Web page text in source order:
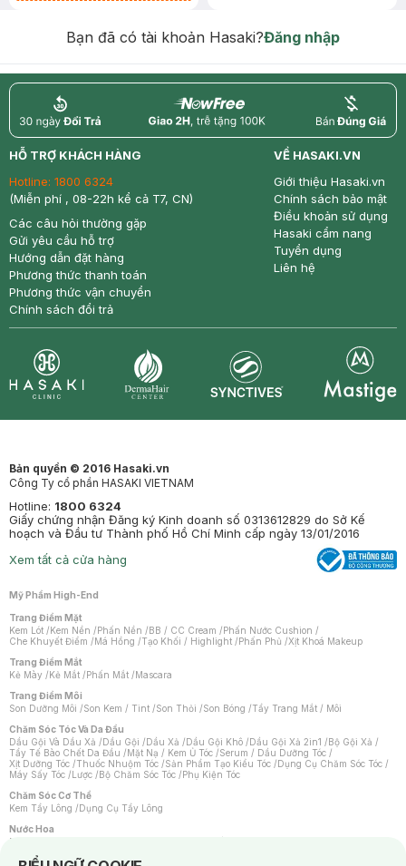
Bạn đã có tài khoản Hasaki?Đăng nhập
return nowfree price
HỖ TRỢ KHÁCH HÀNG
Hotline: 1800 6324
(Miễn phí , 08-22h kể cả T7, CN)
Các câu hỏi thường gặp
Gửi yêu cầu hỗ trợ
Hướng dẫn đặt hàng
Phương thức thanh toán
Phương thức vận chuyển
Chính sách đổi trả
VỀ HASAKI.VN
Giới thiệu Hasaki.vn
Chính sách bảo mật
Điều khoản sử dụng
Hasaki cẩm nang
Tuyển dụng
Liên hệ
Bản quyền © 2016 Hasaki.vn
Công Ty cổ phần HASAKI VIETNAM
Hotline: 1800 6324
Giấy chứng nhận Đăng ký Kinh doanh số 0313612829 do Sở Kế
hoạch và Đầu tư Thành phố Hồ Chí Minh cấp ngày 13/01/2016
Xem tất cả cửa hàng
Mỹ Phẩm High-End
Trang Điểm Mặt
Kem Lót /Kem Nền /Phấn Nền /BB / CC Cream /Phấn Nước Cushion /
Che Khuyết Điểm /Má Hồng /Tạo Khối / Highlight /Phấn Phủ /Xịt Khoá Makeup
Trang Điểm Mắt
Kẻ Mày /Kẻ Mắt /Phấn Mắt /Mascara
Trang Điểm Môi
Son Dưỡng Môi /Son Kem / Tint /Son Thỏi /Son Bóng /Tẩy Trang Mắt / Môi
Chăm Sóc Tóc Và Da Đầu
Dầu Gội Và Dầu Xả /Dầu Gội /Dầu Xả /Dầu Gội Khô /Dầu Gội Xả 2in1 /Bộ Gội Xả /
Tẩy Tế Bào Chết Da Đầu /Mặt Nạ / Kem Ủ Tóc /Serum / Dầu Dưỡng Tóc /
Xịt Dưỡng Tóc /Thuốc Nhuộm Tóc /Sản Phẩm Tạo Kiểu Tóc /Dụng Cụ Chăm Sóc Tóc /
Máy Sấy Tóc /Lược /Bộ Chăm Sóc Tóc /Phụ Kiện Tóc
Chăm Sóc Cơ Thể
Kem Tẩy Lông /Dụng Cụ Tẩy Lông
Nước Hoa
Nước Hoa Nữ
Notice about cookies usage